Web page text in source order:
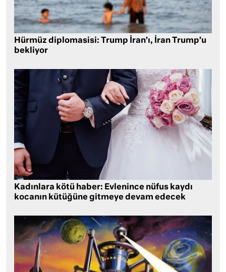
Hürmüz diplomasisi: Trump İran’ı, İran Trump’u
bekliyor
Kadınlara kötü haber: Evlenince nüfus kaydı
kocanın kütüğüne gitmeye devam edecek